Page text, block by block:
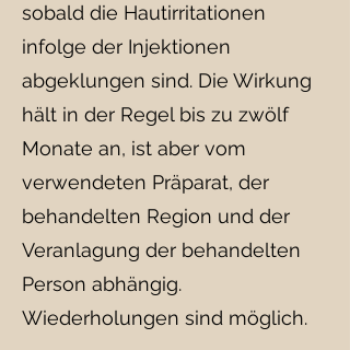
sobald die Hautirritationen
infolge der Injektionen
abgeklungen sind. Die Wirkung
hält in der Regel bis zu zwölf
Monate an, ist aber vom
verwendeten Präparat, der
behandelten Region und der
Veranlagung der behandelten
Person abhängig.
Wiederholungen sind möglich.​